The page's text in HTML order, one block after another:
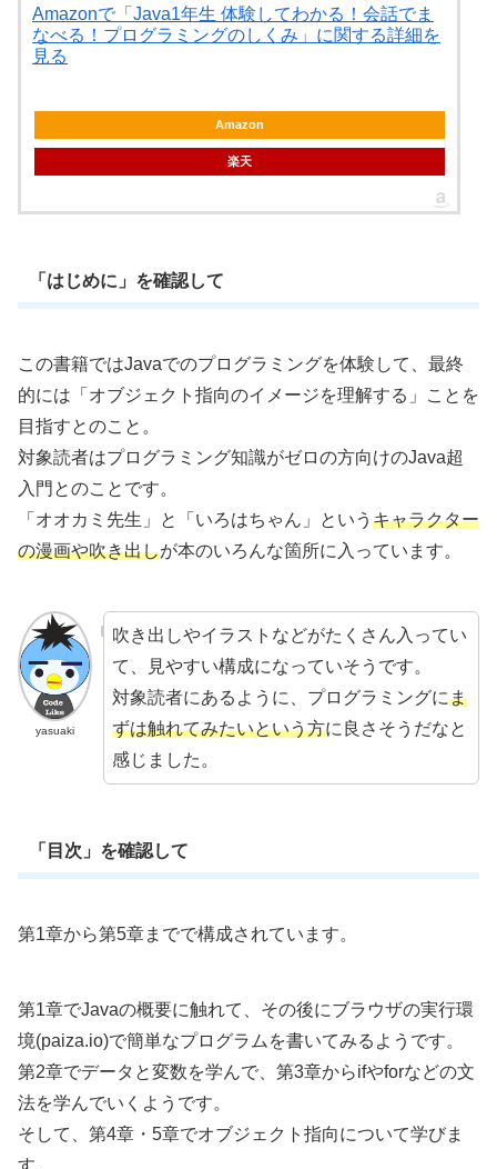
Amazonで「Java1年生 体験してわかる！会話でま
なべる！プログラミングのしくみ」に関する詳細を
見る
Amazon
楽天
「はじめに」を確認して
この書籍ではJavaでのプログラミングを体験して、最終
的には「オブジェクト指向のイメージを理解する」ことを
目指すとのこと。
対象読者はプログラミング知識がゼロの方向けのJava超
入門とのことです。
「オオカミ先生」と「いろはちゃん」という キャラクター
の漫画や吹き出しが本のいろんな箇所に入っています。
yasuaki
吹き出しやイラストなどがたくさん入ってい
て、見やすい構成になっていそうです。
対象読者にあるように、プログラミングにま
ずは触れてみたいという方に良さそうだなと
感じました。
「目次」を確認して
第1章から第5章までで構成されています。
第1章でJavaの概要に触れて、その後にブラウザの実行環
境(paiza.io)で簡単なプログラムを書いてみるようです。
第2章でデータと変数を学んで、第3章からifやforなどの文
法を学んでいくようです。
そして、第4章・5章でオブジェクト指向について学びま